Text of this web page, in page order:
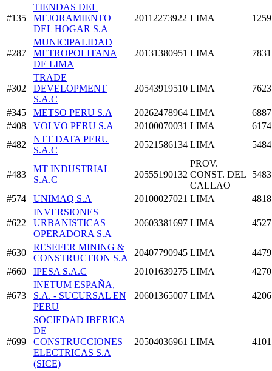
#135
TIENDAS DEL
MEJORAMIENTO
DEL HOGAR S.A
20112273922 LIMA
#287
MUNICIPALIDAD
METROPOLITANA
DE LIMA
20131380951 LIMA
#302
TRADE
DEVELOPMENT
S.A.C
20543919510 LIMA
#345 METSO PERU S.A 20262478964 LIMA
#408
VOLVO PERU S.A 20100070031 LIMA
#482
NTT DATA PERU
S.A.C
20521586134 LIMA
#483
MT INDUSTRIAL
S.A.C
20555190132
PROV.
CONST. DEL
CALLAO
#574 UNIMAQ S.A 20100027021 LIMA
#622
INVERSIONES
URBANISTICAS
OPERADORA S.A
20603381697 LIMA
#630
RESEFER MINING &
CONSTRUCTION S.A
20407790945 LIMA
#660
IPESA S.A.C 20101639275 LIMA
#673
INETUM ESPAÑA,
S.A. - SUCURSAL EN
PERU
20601365007 LIMA
#699
SOCIEDAD IBERICA
DE
CONSTRUCCIONES
ELECTRICAS S.A
(SICE)
20504036961 LIMA